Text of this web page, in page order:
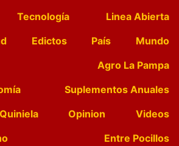
Tecnología
Linea Abierta
Edictos País
Mundo
Agro La Pampa
Suplementos Anuales
Quiniela Opinion
Videos
Entre Pocillos